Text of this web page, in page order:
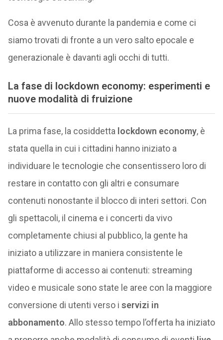
Cosa è avvenuto durante la pandemia e come ci
siamo trovati di fronte a un vero salto epocale e
generazionale è davanti agli occhi di tutti.
La fase di lockdown economy: esperimenti e
nuove modalità di fruizione
La prima fase, la cosiddetta lockdown economy, è
stata quella in cui i cittadini hanno iniziato a
individuare le tecnologie che consentissero loro di
restare in contatto con gli altri e consumare
contenuti nonostante il blocco di interi settori. Con
gli spettacoli, il cinema e i concerti da vivo
completamente chiusi al pubblico, la gente ha
iniziato a utilizzare in maniera consistente le
piattaforme di accesso ai contenuti: streaming
video e musicale sono state le aree con la maggiore
conversione di utenti verso i servizi in
abbonamento. Allo stesso tempo l’offerta ha iniziato